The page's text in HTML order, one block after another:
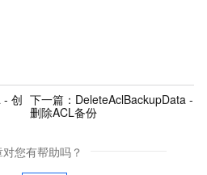
- 创 下一篇： DeleteAclBackupData -
删除ACL备份
您有帮助吗？